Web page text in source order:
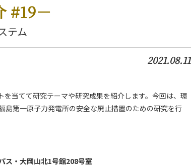
#19－
テム
2021.08.11
当てて研究テーマや研究成果を紹介します。今回は、環
第一原子力発電所の安全な廃止措置のための研究を行
ス・大岡山北1号館208号室